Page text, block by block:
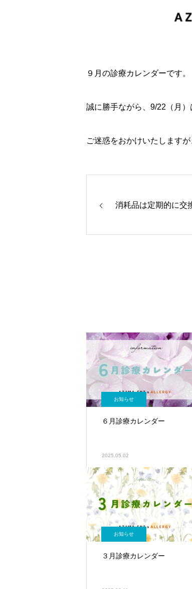
９月の診療カレンダーです。
誠に勝手ながら、9/22（月）
ご迷惑をおかけいたします
消耗品は定期的に交
お知らせ
６月診療カレンダー
2025.05.02
お知らせ
３月診療カレンダー